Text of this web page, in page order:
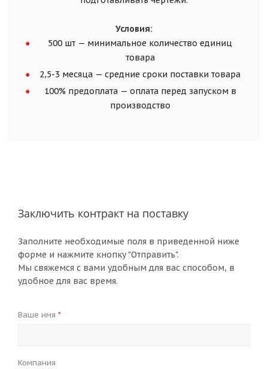
Условия:
500 шт — минимальное количество единиц
товара
2,5-3 месяца — средние сроки поставки товара
100% предоплата — оплата перед запуском в
производство
Заключить контракт на поставку
Заполните необходимые поля в приведенной ниже
форме и нажмите кнопку "Отправить".
Мы свяжемся с вами удобным для вас способом, в
удобное для вас время.
Ваше имя *
Компания